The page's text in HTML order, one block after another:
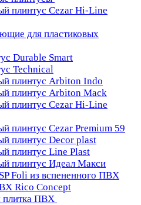
плинтус Cezar Hi-Line
для пластиковых
Durable Smart
Technical
плинтус Arbiton Indo
плинтус Arbiton Mack
плинтус Cezar Hi-Line
плинтус Cezar Premium 59
плинтус Decor plast
плинтус Line Plast
плинтус Идеал Макси
Foli из вспененного ПВХ
Rico Concept
плитка ПВХ